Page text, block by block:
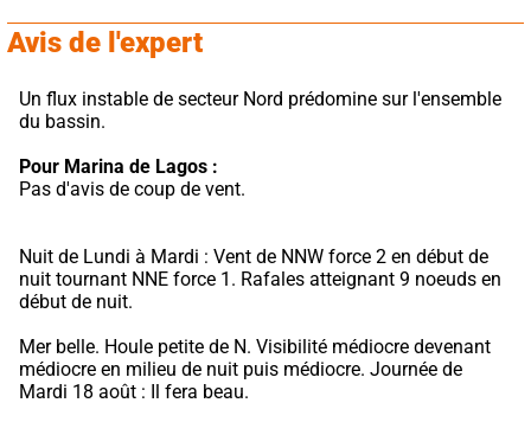
Avis de l'expert
Un flux instable de secteur Nord prédomine sur l'ensemble
du bassin.
Pour Marina de Lagos :
Pas d'avis de coup de vent.
Nuit de Lundi à Mardi : Vent de NNW force 2 en début de
nuit tournant NNE force 1. Rafales atteignant 9 noeuds en
début de nuit.
Mer belle. Houle petite de N. Visibilité médiocre devenant
médiocre en milieu de nuit puis médiocre. Journée de
Mardi 18 août : Il fera beau.